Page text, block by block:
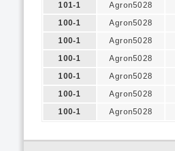
101-1
Agron5028
100-1
Agron5028
100-1
Agron5028
100-1
Agron5028
100-1
Agron5028
100-1
Agron5028
100-1
Agron5028